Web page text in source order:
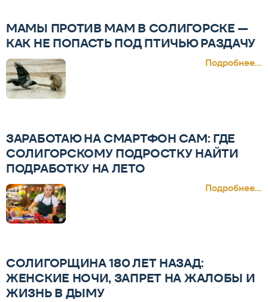
МАМЫ ПРОТИВ МАМ В СОЛИГОРСКЕ —
КАК НЕ ПОПАСТЬ ПОД ПТИЧЬЮ РАЗДАЧУ
Подробнее...
ЗАРАБОТАЮ НА СМАРТФОН САМ: ГДЕ
СОЛИГОРСКОМУ ПОДРОСТКУ НАЙТИ
ПОДРАБОТКУ НА ЛЕТО
Подробнее...
СОЛИГОРЩИНА 180 ЛЕТ НАЗАД:
ЖЕНСКИЕ НОЧИ, ЗАПРЕТ НА ЖАЛОБЫ И
ЖИЗНЬ В ДЫМУ